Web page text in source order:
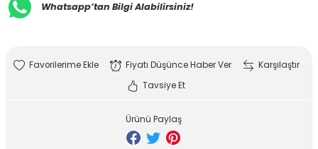
Whatsapp’tan Bilgi Alabilirsiniz!
Fiyatı Düşünce Haber Ver
Karşılaştır
Tavsiye Et
Ürünü Paylaş